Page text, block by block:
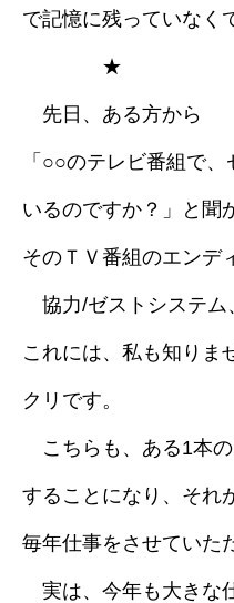
で記憶に残っていなく
★
先日、ある方から
「○○のテレビ番組で
いるのですか？」と聞
そのＴＶ番組のエンデ
協力/ゼストシステム
これには、私も知りま
クリです。
こちらも、ある1本
することになり、それ
毎年仕事をさせていた
実は、今年も大きな